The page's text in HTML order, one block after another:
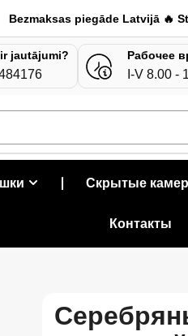
Bezmaksas piegāde Latvijā 🔥
jautājumi? Рабочее
I-V 8.00 -
Скрытые
Контакты